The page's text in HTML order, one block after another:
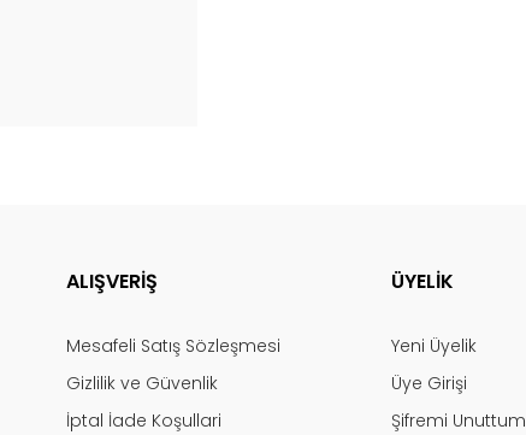
ALIŞVERİŞ
Mesafeli Satış Sözleşmesi
Gizlilik ve Güvenlik
İptal İade Koşullari
ÜYELİK
Yeni Üyelik
Üye Girişi
Şifremi Unuttum